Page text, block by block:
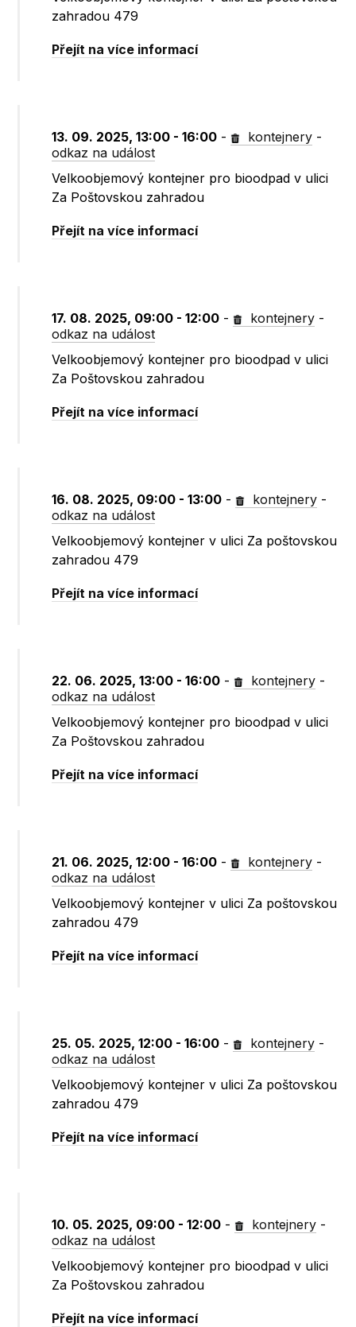
zahradou 479
Přejít na více informací
13. 09. 2025, 13:00 - 16:00 - kontejnery -
odkaz na událost
Velkoobjemový kontejner pro bioodpad v ulici
Za Poštovskou zahradou
Přejít na více informací
17. 08. 2025, 09:00 - 12:00 - kontejnery -
odkaz na událost
Velkoobjemový kontejner pro bioodpad v ulici
Za Poštovskou zahradou
Přejít na více informací
16. 08. 2025, 09:00 - 13:00 - kontejnery -
odkaz na událost
Velkoobjemový kontejner v ulici Za poštovskou
zahradou 479
Přejít na více informací
22. 06. 2025, 13:00 - 16:00 - kontejnery -
odkaz na událost
Velkoobjemový kontejner pro bioodpad v ulici
Za Poštovskou zahradou
Přejít na více informací
21. 06. 2025, 12:00 - 16:00 - kontejnery -
odkaz na událost
Velkoobjemový kontejner v ulici Za poštovskou
zahradou 479
Přejít na více informací
25. 05. 2025, 12:00 - 16:00 - kontejnery -
odkaz na událost
Velkoobjemový kontejner v ulici Za poštovskou
zahradou 479
Přejít na více informací
10. 05. 2025, 09:00 - 12:00 - kontejnery -
odkaz na událost
Velkoobjemový kontejner pro bioodpad v ulici
Za Poštovskou zahradou
Přejít na více informací